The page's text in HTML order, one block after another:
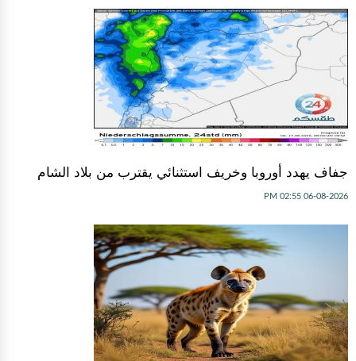
جفاف يهدد أوروبا وخريف استثنائي يقترب من بلاد الشام
06-08-2026 02:55 PM